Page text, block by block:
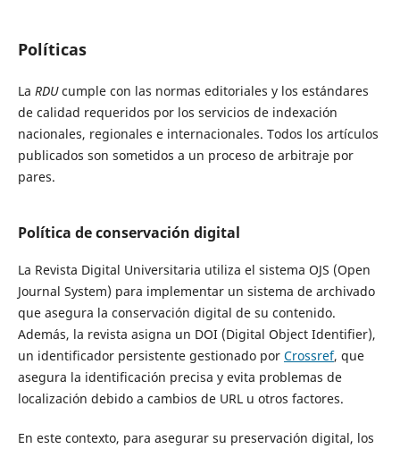
Políticas
La RDUcumple con las normas editoriales y los estándares
de calidad requeridos por los servicios de indexación
nacionales, regionales e internacionales. Todos los artículos
publicados son sometidos a un proceso de arbitraje por
pares.
Política de conservación digital
La Revista Digital Universitaria utiliza el sistema OJS (Open
Journal System) para implementar un sistema de archivado
que asegura la conservación digital de su contenido.
Además, la revista asigna un DOI (Digital Object Identifier),
un identificador persistente gestionado por Crossref, que
asegura la identificación precisa y evita problemas de
localización debido a cambios de URL u otros factores.
En este contexto, para asegurar su preservación digital, los